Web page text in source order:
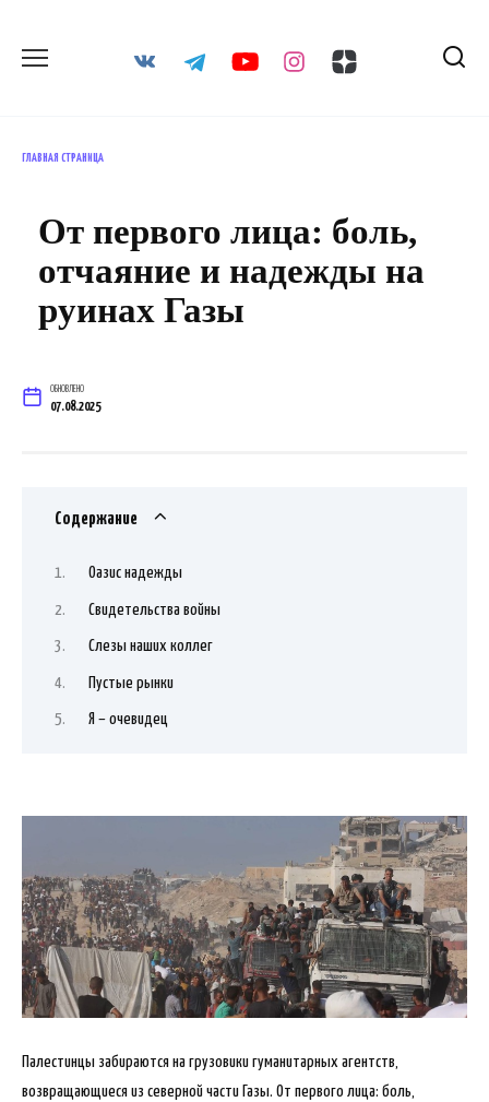
содержанию
ГЛАВНАЯ СТРАНИЦА
От первого лица: боль,
отчаяние и надежды на
руинах Газы
ОБНОВЛЕНО
07.08.2025
Содержание
Оазис надежды
Свидетельства войны
Слезы наших коллег
Пустые рынки
Я – очевидец
Палестинцы забираются на грузовики гуманитарных агентств,
возвращающиеся из северной части Газы. От первого лица: боль,